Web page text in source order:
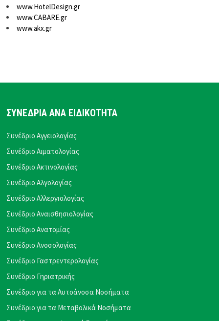
www.HotelDesign.gr
www.CABARE.gr
www.akx.gr
ΣΥΝΕΔΡΙΑ ΑΝΑ ΕΙΔΙΚΟΤΗΤΑ
Συνέδριο Αγγειολογίας
Συνέδριο Αιματολογίας
Συνέδριο Ακτινολογίας
Συνέδριο Αλγολογίας
Συνέδριο Αλλεργιολογίας
Συνέδριο Αναισθησιολογίας
Συνέδριο Ανατομίας
Συνέδριο Ανοσολογίας
Συνέδριο Γαστρεντερολογίας
Συνέδριο Γηριατρικής
Συνέδριο για τα Αυτοάνοσα Νοσήματα
Συνέδριο για τα Μεταβολικά Νοσήματα